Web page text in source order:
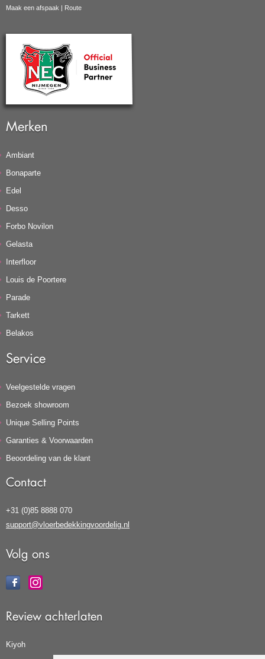
Maak een afspaak Route
Merken
Ambiant
Bonaparte
Edel
Desso
Forbo Novilon
Gelasta
Interfloor
Louis de Poortere
Parade
Tarkett
Belakos
Service
Veelgestelde vragen
Bezoek showroom
Unique Selling Points
Garanties & Voorwaarden
Beoordeling van de klant
Contact
+31 (0)85 8888 070
support@vloerbedekkingvoordelig.nl
Volg ons
Review achterlaten
Kiyoh